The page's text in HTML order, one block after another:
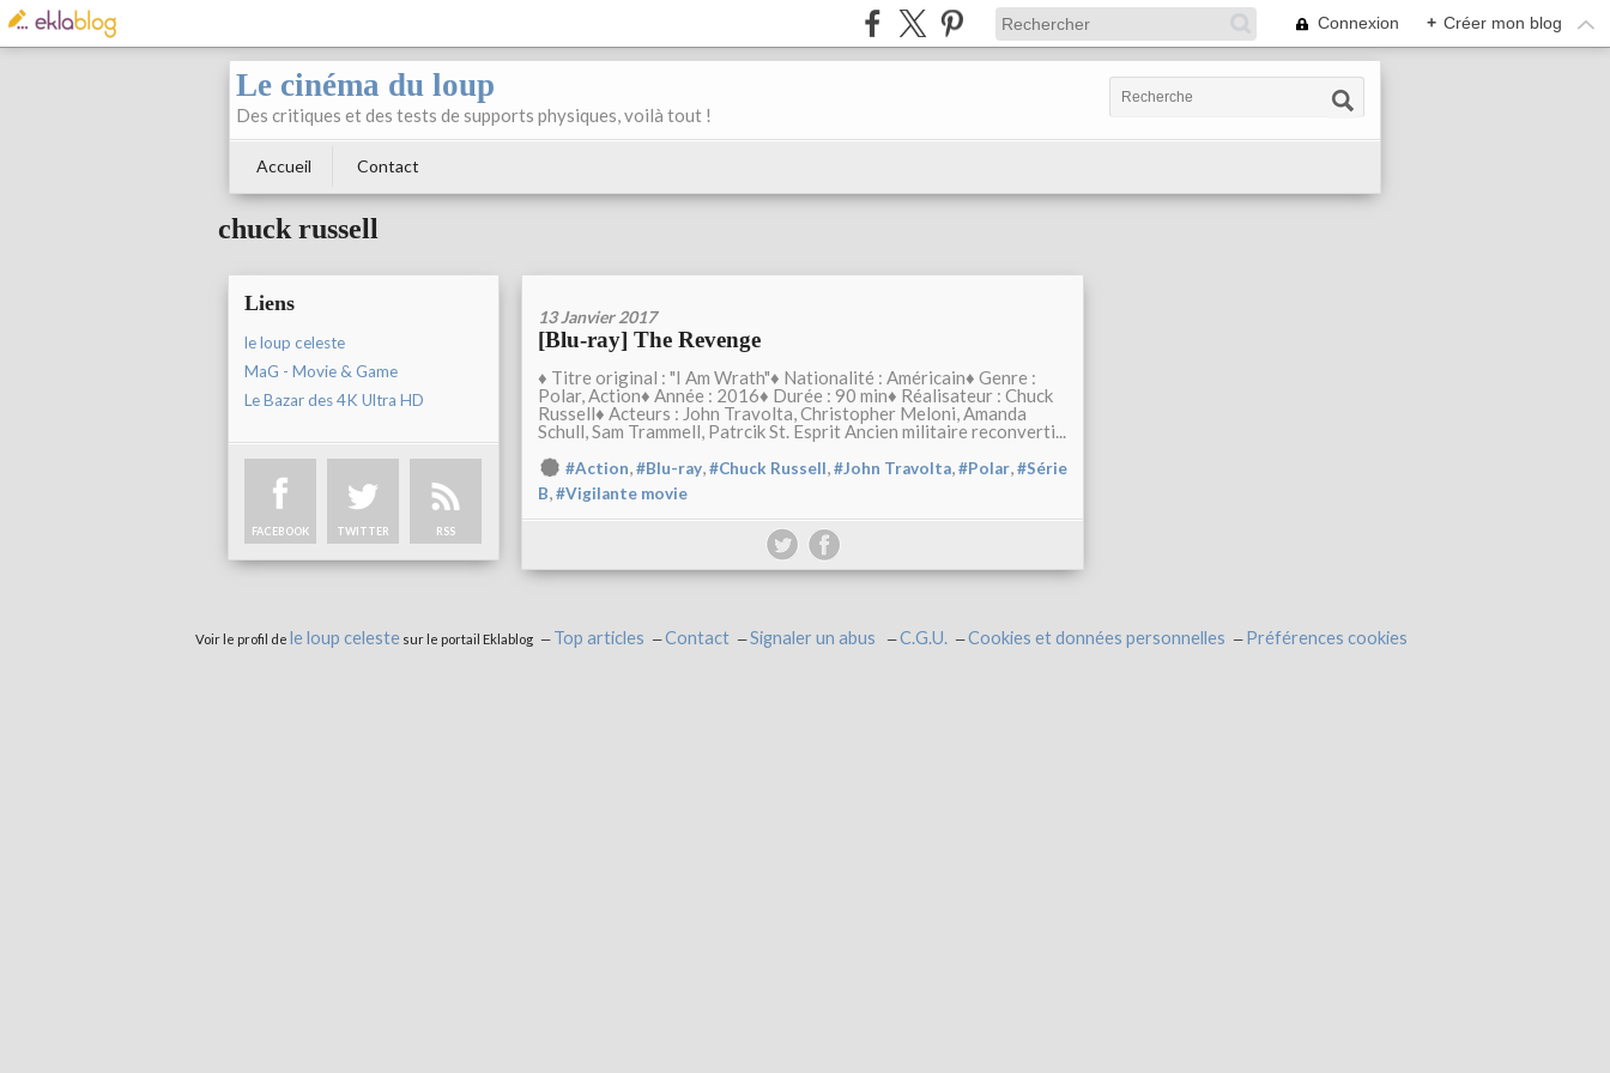
Connexion + Créer mon blog
Le cinéma du loup
Des critiques et des tests de supports physiques, voilà tout !
Accueil Contact
chuck russell
Liens
le loup celeste
MaG - Movie & Game
Le Bazar des 4K Ultra HD
FACEBOOK TWITTER RSS
13 Janvier 2017
[Blu-ray] The Revenge
♦ Titre original : "I Am Wrath"♦ Nationalité : Américain♦ Genre :
Polar, Action♦ Année : 2016♦ Durée : 90 min♦ Réalisateur : Chuck
Russell♦ Acteurs : John Travolta, Christopher Meloni, Amanda
Schull, Sam Trammell, Patrcik St. Esprit Ancien militaire reconverti...
#Action,#Blu-ray,#Chuck Russell,#John Travolta,#Polar,#Série
B,#Vigilante movie
Voir le profil de le loup celeste sur le portail Eklablog Top articles Contact Signaler un abus C.G.U. Cookies et données personnelles Préférences cookies